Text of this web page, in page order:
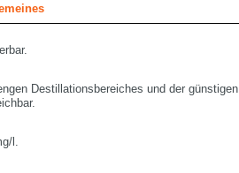
Destillationsbereiches und der günstigen
l.